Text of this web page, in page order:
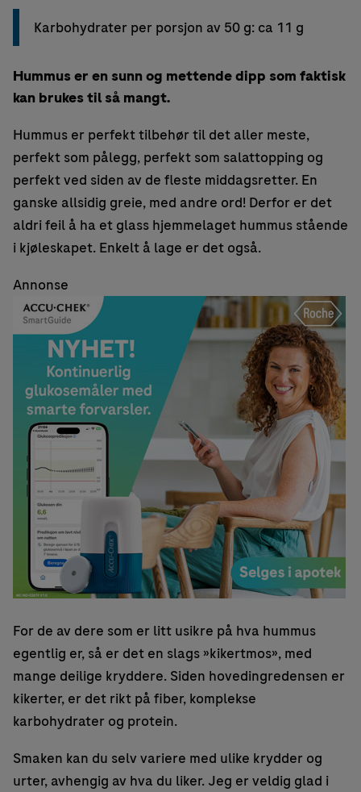
Karbohydrater per porsjon av 50 g: ca 11 g
Hummus er en sunn og mettende dipp som faktisk
kan brukes til så mangt.
Hummus er perfekt tilbehør til det aller meste,
perfekt som pålegg, perfekt som salattopping og
perfekt ved siden av de fleste middagsretter. En
ganske allsidig greie, med andre ord! Derfor er det
aldri feil å ha et glass hjemmelaget hummus stående
i kjøleskapet. Enkelt å lage er det også.
Annonse
For de av dere som er litt usikre på hva hummus
egentlig er, så er det en slags »kikertmos», med
mange deilige kryddere. Siden hovedingredensen er
kikerter, er det rikt på fiber, komplekse
karbohydrater og protein.
Smaken kan du selv variere med ulike krydder og
urter, avhengig av hva du liker. Jeg er veldig glad i